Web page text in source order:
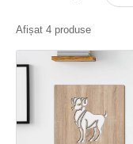
Afișat 4 produse